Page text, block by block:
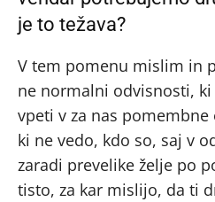
je to težava?
V tem pomenu mislim in
ne normalni odvisnosti,
vpeti v za nas
ki ne vedo, kdo so, saj v
zaradi prevelike želje po
tisto, za kar mislijo, da ti